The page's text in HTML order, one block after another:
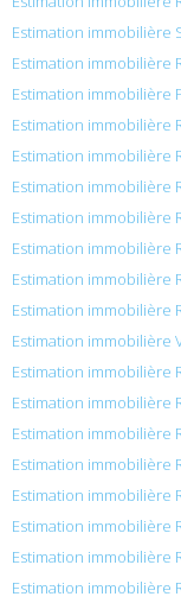
Estimation immobilière
Estimation immobilière
Estimation immobilière
Estimation immobilière
Estimation immobilière
Estimation immobilière
Estimation immobilière
Estimation immobilière
Estimation immobilière
Estimation immobilière
Estimation immobilière
Estimation immobilière
Estimation immobilière
Estimation immobilière
Estimation immobilière
Estimation immobilière
Estimation immobilière
Estimation immobilière
Estimation immobilière